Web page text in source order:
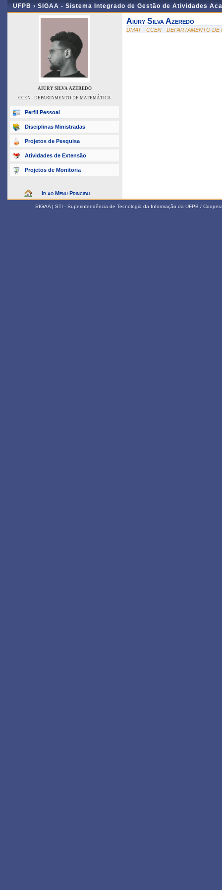
UFPB › SIGAA - Sistema Integrado de Gestão de Atividades
AIURY SILVA AZEREDO
CCEN - DEPARTAMENTO DE MATEMÁTICA
Perfil Pessoal
Disciplinas Ministradas
Projetos de Pesquisa
Atividades de Extensão
Projetos de Monitoria
Ir ao Menu Principal
Aiury Silva Azeredo
DMAT - CCEN - DEPARTAMENTO DE
SIGAA | STI - Superintendência de Tecnologia da Informação da UFPB /